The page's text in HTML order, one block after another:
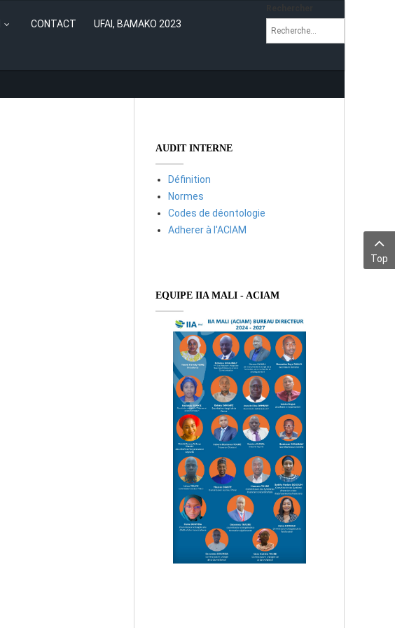
CONTACT UFAI, BAMAKO 2023
AUDIT INTERNE
Définition
Normes
Codes de déontologie
Adherer à l'ACIAM
EQUIPE IIA MALI - ACIAM
Top